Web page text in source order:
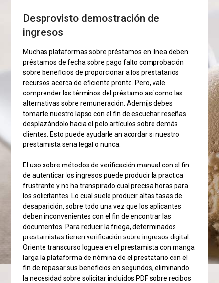
Desprovisto demostración de
ingresos
Muchas plataformas sobre préstamos en línea deben
préstamos de fecha sobre pago falto comprobación
sobre beneficios de proporcionar a los prestatarios
recursos acerca de eficiente pronto. Pero, vale
comprender los términos del préstamo así­ como las
alternativas sobre remuneración. Ademí¡s debes
tomarte nuestro lapso con el fin de escuchar reseñas
desplazándolo hacia el pelo artículos sobre demás
clientes. Esto puede ayudarle an acordar si nuestro
prestamista serí­a legal o nunca.
El uso sobre métodos de verificación manual con el fin
de autenticar los ingresos puede producir la practica
frustrante y no ha transpirado cual precisa horas para
los solicitantes. Lo cual suele producir altas tasas de
desaparición, sobre todo una vez que los aplicantes
deben inconvenientes con el fin de encontrar las
documentos. Para reducir la friega, determinados
prestamistas tienen verificación sobre ingresos digital.
Oriente transcurso loguea en el prestamista con manga
larga la plataforma de nómina de el prestatario con el
fin de repasar sus beneficios en segundos, eliminando
la necesidad sobre solicitar incluidos PDF sobre recibos